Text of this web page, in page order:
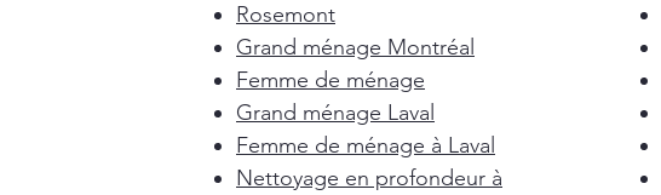
Rosemont
Grand ménage Montréal
Femme de ménage
Grand ménage Laval
Femme de ménage à Laval
Nettoyage en profondeur à